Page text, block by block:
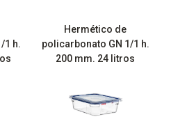
1 h.
Hermético de
policarbonato GN 1/1 h.
200 mm. 24 litros